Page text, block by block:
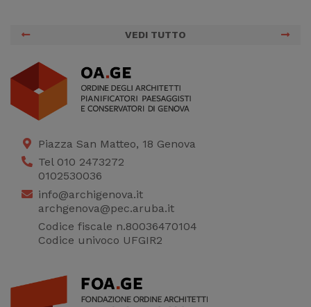
VEDI TUTTO
Piazza San Matteo, 18 Genova
Tel 010 2473272
0102530036
info@archigenova.it
archgenova@pec.aruba.it
Codice fiscale n.80036470104
Codice univoco UFGIR2